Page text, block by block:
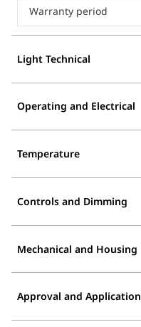
Warranty period
Light Technical
Operating and Electrical
Temperature
Controls and Dimming
Mechanical and Housing
Approval and Application